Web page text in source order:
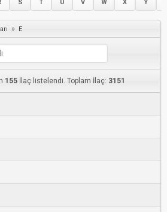
S T U V W X Y
» E
155İlaç listelendi. Toplam İlaç: 3151